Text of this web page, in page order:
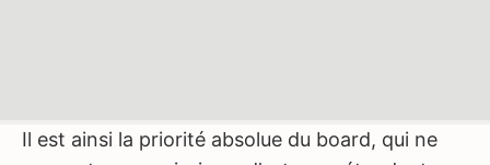
Il est ainsi la priorité absolue du board, qui ne